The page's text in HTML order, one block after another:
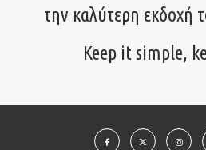
την καλύτερη εκδοχή
Keep it simple,